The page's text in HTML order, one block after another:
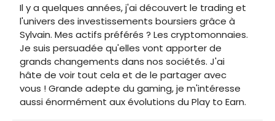
Il y a quelques années, j'ai découvert le trading et
l'univers des investissements boursiers grâce à
Sylvain. Mes actifs préférés ? Les cryptomonnaies.
Je suis persuadée qu'elles vont apporter de
grands changements dans nos sociétés. J'ai
hâte de voir tout cela et de le partager avec
vous ! Grande adepte du gaming, je m'intéresse
aussi énormément aux évolutions du Play to Earn.